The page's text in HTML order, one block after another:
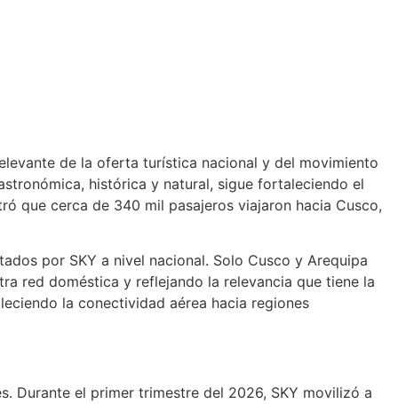
de la oferta turística nacional y del movimiento
histórica y natural, sigue fortaleciendo el
que cerca de 340 mil pasajeros viajaron hacia Cusco,
por SKY a nivel nacional. Solo Cusco y Arequipa
red doméstica y reflejando la relevancia que tiene la
la conectividad aérea hacia regiones
Durante el primer trimestre del 2026, SKY movilizó a